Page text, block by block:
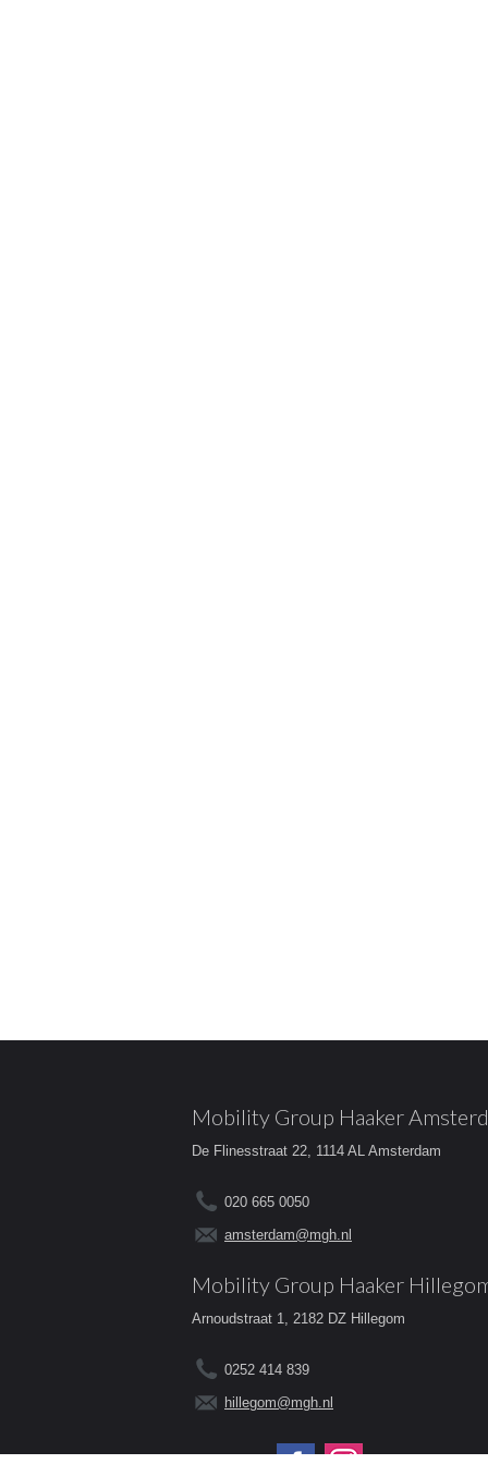
Mobility Group Haaker
De Flinesstraat 22, 1114 AL Amsterdam
020 665 0050
amsterdam@mgh.nl
Mobility Group Haaker
Arnoudstraat 1, 2182 DZ Hillegom
0252 414 839
hillegom@mgh.nl
Volg ons op: